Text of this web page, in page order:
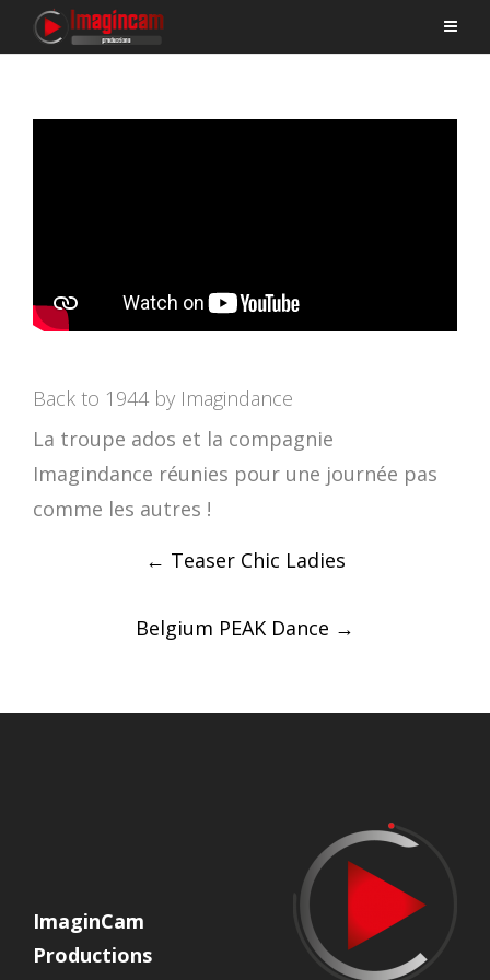
Back to 1944 by Imagindance
La troupe ados et la compagnie
Imagindance réunies pour une journée pas
comme les autres !
← Teaser Chic Ladies
Belgium PEAK Dance →
ImaginCam
Productions